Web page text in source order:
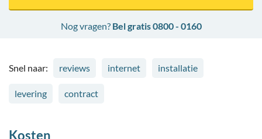
Nog vragen? Bel gratis 0800 - 0160
Snel naar: reviews internet installatie
levering contract
Kosten